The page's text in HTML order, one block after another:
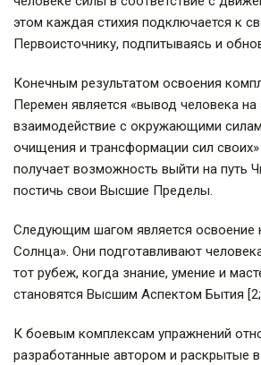
этом каждая стихия подключается к
Первоисточнику, подпитываясь и
Конечным результатом освоения
Перемен является «вывод человека
взаимодействие с окружающими
очищения и трансформации сил своих»
получает возможность выйти на путь
постичь свои Высшие Пределы.
Следующим шагом является освоение
Солнца». Они подготавливают
тот рубеж, когда знание, умение и
становятся Высшим Аспектом Бытия
К боевым комплексам упражнений
разработанные автором и раскрытые в